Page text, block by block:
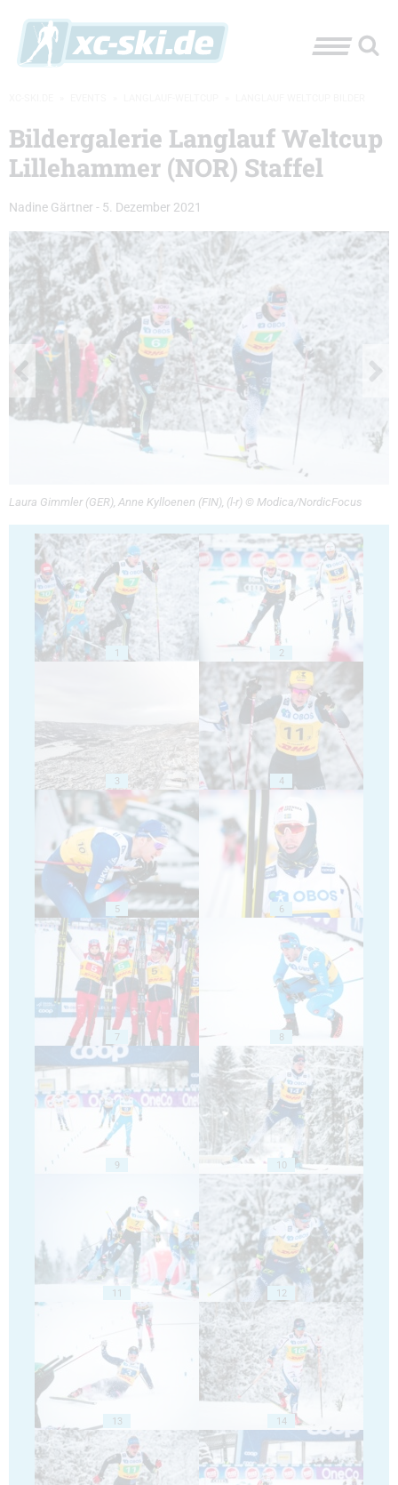
Bildergalerie Langlauf Weltcup
Lillehammer (NOR) Staffel
Nadine Gärtner - 5. Dezember 2021
Laura Gimmler (GER), Anne Kylloenen (FIN), (l-r) © Modica/NordicFocus
1 2
3 4
5 6
7 8
9 10
11 12
13 14